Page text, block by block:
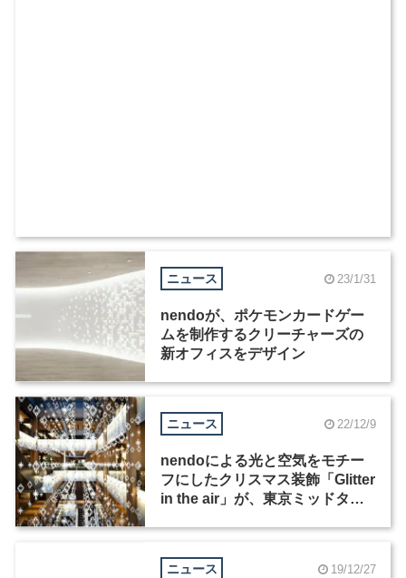
ニュース 23/1/31
nendoが、ポケモンカードゲー
ムを制作するクリーチャーズの
新オフィスをデザイン
ニュース 22/12/9
nendoによる光と空気をモチー
フにしたクリスマス装飾「Glitter
in the air」が、東京ミッドタウ
ニュース 19/12/27